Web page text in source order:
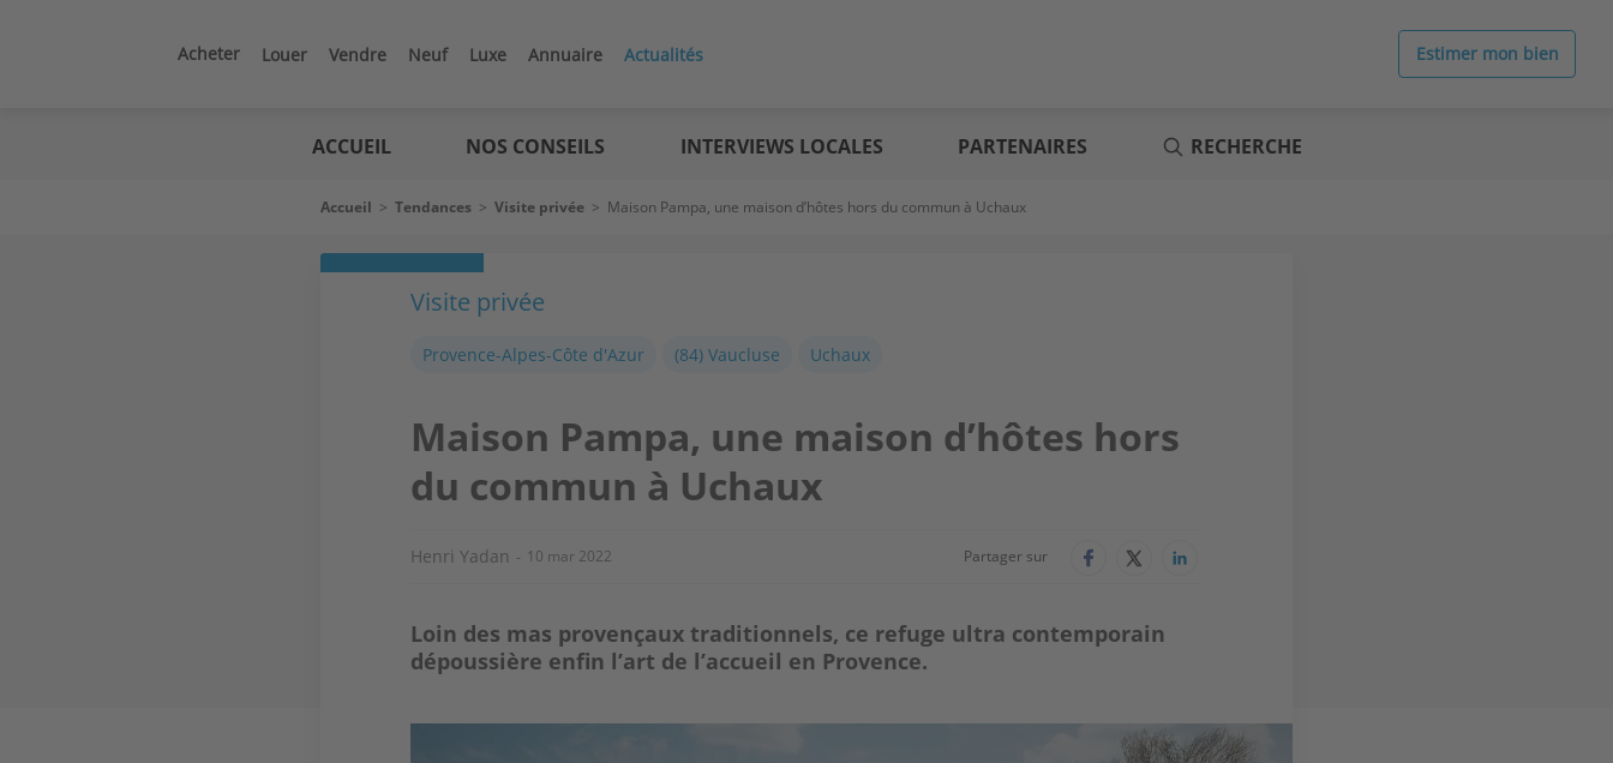
Acheter Louer Vendre Neuf Luxe Annuaire Actualités Estimer mon bien
ACCUEIL NOS CONSEILS INTERVIEWS LOCALES PARTENAIRES RECHERCHE
Fil
Accueil > Tendances > Visite privée > Maison Pampa, une maison d’hôtes hors du commun à Uchaux
Visite privée
Provence-Alpes-Côte d'Azur (84) Vaucluse Uchaux
Maison Pampa, une maison d’hôtes hors
du commun à Uchaux
Henri Yadan 10 mar 2022 Partager sur
Loin des mas provençaux traditionnels, ce refuge ultra contemporain
dépoussière enfin l’art de l’accueil en Provence.